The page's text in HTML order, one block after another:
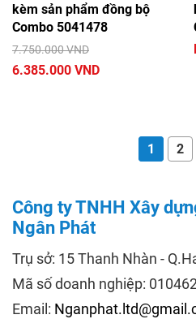
kèm sản phẩm đồng bộ
Combo 5041478
7.750.000 VND
6.385.000 VND
1 2
Công ty TNHH Xây
Ngân Phát
Trụ sở: 15 Thanh Nhàn -
Mã số doanh nghiệp:
Email: